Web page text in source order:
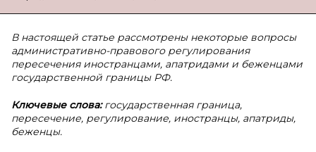
В настоящей статье рассмотрены некоторые вопросы
административно-правового регулирования
пересечения иностранцами, апатридами и беженцами
государственной границы РФ.
Ключевые слова:государственная граница,
пересечение, регулирование, иностранцы, апатриды,
беженцы.